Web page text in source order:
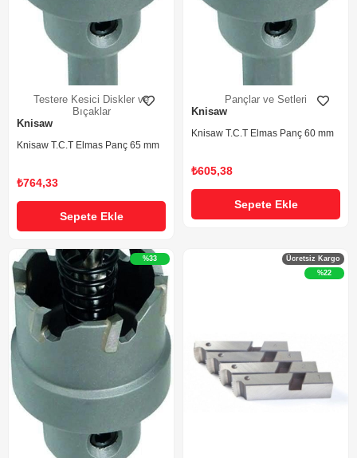
Testere Kesici Diskler ve
Bıçaklar
Knisaw
Knisaw T.C.T Elmas Panç 65 mm
₺764,33
Sepete Ekle
Pançlar ve Setleri
Knisaw
Knisaw T.C.T Elmas Panç 60 mm
₺605,38
Sepete Ekle
%33
Ücretsiz Kargo
%22